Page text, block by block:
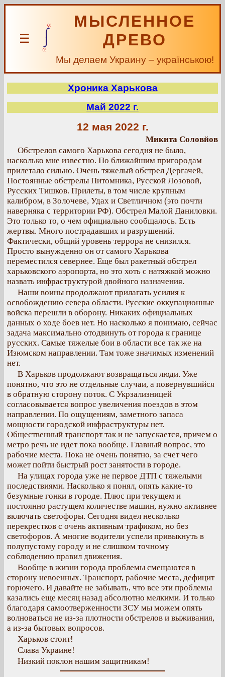
☰
МЫСЛЕННОЕ
ДРЕВО
Мы делаем Украину – українською!
Хроника Харькова
Май 2022 г.
12 мая 2022 г.
Микита Соловйов
Обстрелов самого Харькова сегодня не было,
насколько мне известно. По ближайшим пригородам
прилетало сильно. Очень тяжелый обстрел Дергачей,
Постоянные обстрелы Питомника, Русской Лозовой,
Русских Тишков. Прилеты, в том числе крупным
калибром, в Золочеве, Удах и Светличном (это почти
наверняка с территории РФ). Обстрел Малой Даниловки.
Это только то, о чем официально сообщалось. Есть
жертвы. Много пострадавших и разрушений.
Фактически, общий уровень террора не снизился.
Просто вынужденно он от самого Харькова
переместился севернее. Еще был ракетный обстрел
харьковского аэропорта, но это хоть с натяжкой можно
назвать инфраструктурой двойного назначения.
Наши воины продолжают прилагать усилия к
освобождению севера области. Русские оккупационные
войска перешли в оборону. Никаких официальных
данных о ходе боев нет. Но насколько я понимаю, сейчас
задача максимально отодвинуть от города к границе
русских. Самые тяжелые бои в области все так же на
Изюмском направлении. Там тоже значимых изменений
нет.
В Харьков продолжают возвращаться люди. Уже
понятно, что это не отдельные случаи, а повернувшийся
в обратную сторону поток. С Укрзализницей
согласовывается вопрос увеличения поездов в этом
направлении. По ощущениям, заметного запаса
мощности городской инфраструктуры нет.
Общественный транспорт так и не запускается, причем о
метро речь не идет пока вообще. Главный вопрос, это
рабочие места. Пока не очень понятно, за счет чего
может пойти быстрый рост занятости в городе.
На улицах города уже не первое ДТП с тяжелыми
последствиями. Насколько я понял, опять какие-то
безумные гонки в городе. Плюс при текущем и
постоянно растущем количестве машин, нужно активнее
включать светофоры. Сегодня видел несколько
перекрестков с очень активным трафиком, но без
светофоров. А многие водители успели привыкнуть в
полупустому городу и не слишком точному
соблюдению правил движения.
Вообще в жизни города проблемы смещаются в
сторону невоенных. Транспорт, рабочие места, дефицит
горючего. И давайте не забывать, что все эти проблемы
казались еще месяц назад абсолютно мелкими. И только
благодаря самоотверженности ЗСУ мы можем опять
волноваться не из-за плотности обстрелов и выживания,
а из-за бытовых вопросов.
Харьков стоит!
Слава Украине!
Низкий поклон нашим защитникам!